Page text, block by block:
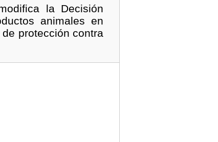
la Decisión
animales en
protección contra